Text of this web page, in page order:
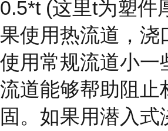
0.5*t (这里t为塑件
果使用热流道，浇
使用常规流道小一
流道能够帮助阻止
固。如果用潜入式